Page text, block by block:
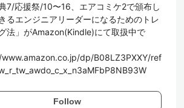
7/応援祭/10〜16、エアコミケ2で頒布し
るエンジニアリーダーになるためのトレ
法」がAmazon(Kindle)にて取扱中で
dp/B08LZ3PXXY/ref
Follow